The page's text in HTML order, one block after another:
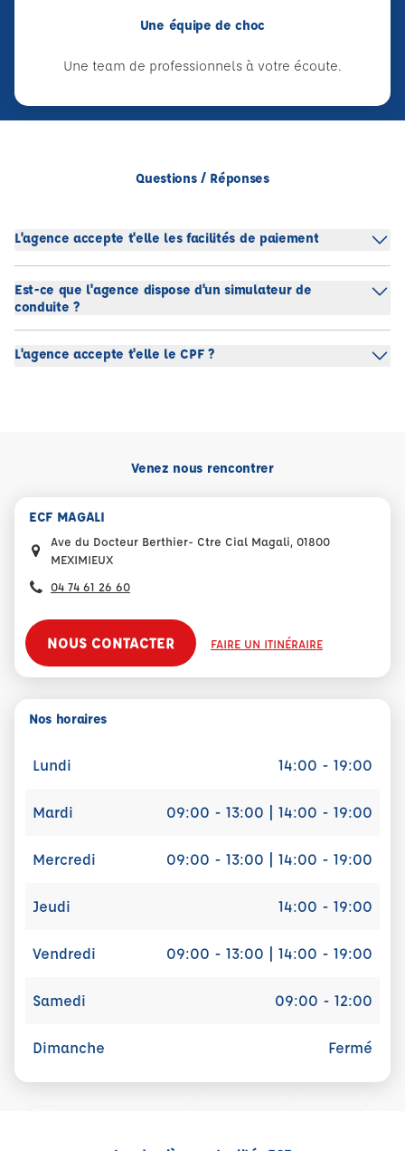
Une équipe de choc
Une team de professionnels à votre écoute.
Questions / Réponses
L'agence accepte t'elle les facilités de paiement
Est-ce que l'agence dispose d'un simulateur de
conduite ?
L'agence accepte t'elle le CPF ?
Venez nous rencontrer
ECF MAGALI
Ave du Docteur Berthier- Ctre Cial Magali, 01800
MEXIMIEUX
04 74 61 26 60
NOUS CONTACTER FAIRE UN ITINÉRAIRE
Nos horaires
Lundi 14:00 - 19:00
Mardi 09:00 - 13:00 | 14:00 - 19:00
Mercredi 09:00 - 13:00 | 14:00 - 19:00
Jeudi 14:00 - 19:00
Vendredi 09:00 - 13:00 | 14:00 - 19:00
Samedi 09:00 - 12:00
Dimanche Fermé